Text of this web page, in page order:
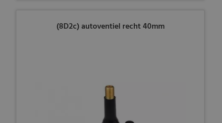
(8D2c) autoventiel recht 40mm